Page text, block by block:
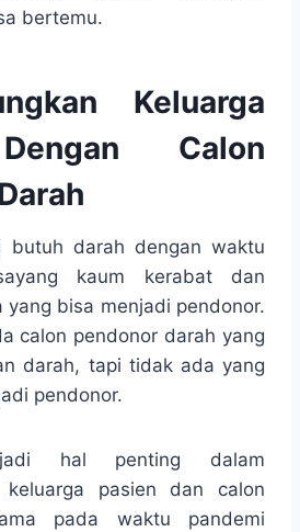
bertemu.
Keluarga
Calon
butuh darah dengan waktu
kaum kerabat dan
yang bisa menjadi pendonor.
calon pendonor darah yang
darah, tapi tidak ada yang
pendonor.
hal penting dalam
keluarga pasien dan calon
pada waktu pandemi